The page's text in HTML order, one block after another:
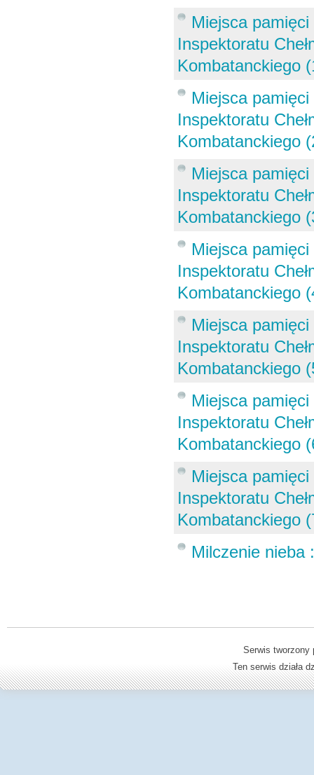
Miejsca
Inspektoratu
Kombatanckiego
Miejsca
Inspektoratu
Kombatanckiego
Miejsca
Inspektoratu
Kombatanckiego
Miejsca
Inspektoratu
Kombatanckiego
Miejsca
Inspektoratu
Kombatanckiego
Miejsca
Inspektoratu
Kombatanckiego
Miejsca
Inspektoratu
Kombatanckiego
Milczenie nieba
Serwis
Ten serwis działa